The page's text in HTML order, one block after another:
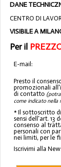
DANE
CENTRO DI
VISIBILE A
Per il
E-mail:
Presto il
promozionali
di contatto
come indicato nella
* Il sottoscritto
sensi dell'art. 13
consenso al
personali con
nei limiti, per le
Iscrivimi alla